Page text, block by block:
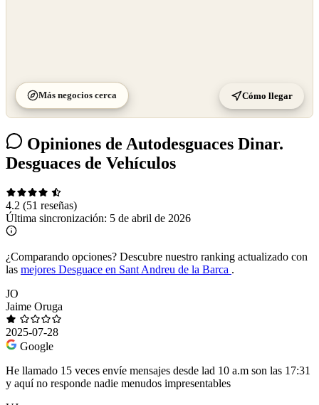
Más negocios cerca Cómo llegar
Opiniones de Autodesguaces Dinar.
Desguaces de Vehículos
4.2 (51 reseñas)
Última sincronización: 5 de abril de 2026
¿Comparando opciones? Descubre nuestro ranking actualizado con
las mejores Desguace en Sant Andreu de la Barca .
JO
Jaime Oruga
2025-07-28
Google
He llamado 15 veces envíe mensajes desde lad 10 a.m son las 17:31
y aquí no responde nadie menudos impresentables